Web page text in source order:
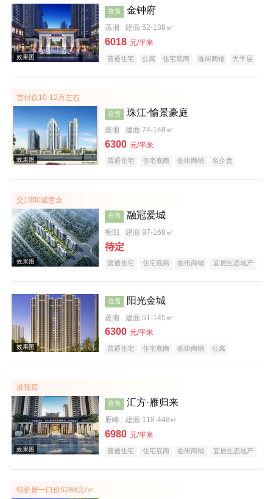
效果图
效果图
效果图
效果图
在售 金钟府
蒸湘 建面 52-138㎡
6018 元/平米
普通住宅 公寓 住宅底商 临街商铺
大平层
首付仅10-12万左右
在售 珠江·愉景豪庭
蒸湘 建面 74-148㎡
6300 元/平米
普通住宅 住宅底商 临街商铺
名企盘
交1000诚意金
在售 融冠爱城
衡阳 建面 97-168㎡
待定
普通住宅 住宅底商 临街商铺 宜居生态地产
在售 阳光金城
蒸湘 建面 51-145㎡
6300 元/平米
普通住宅 住宅底商 临街商铺
公寓
准现房
在售 汇方·雁归来
雁峰 建面 118-448㎡
6980 元/平米
普通住宅 住宅底商 临街商铺
宜居生态地产
特价房一口价5288元/㎡